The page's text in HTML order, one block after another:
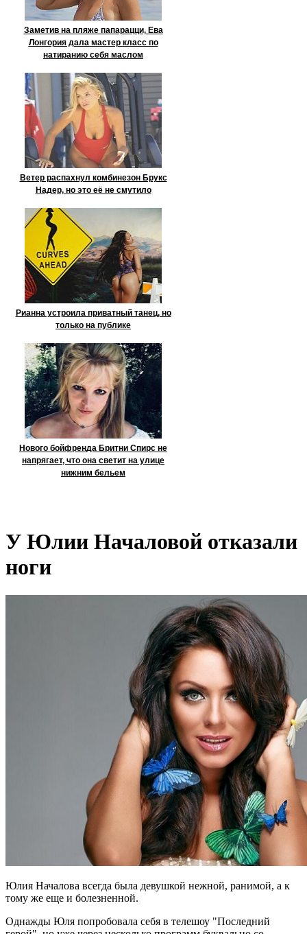
Заметив на пляже папарацци, Ева
Лонгория дала мастер класс по
натиранию себя маслом
Ветер распахнул комбинезон Брукс
Надер, но это её не смутило
Рианна устроила приватный танец, но
только на публике
Нового бойфренда Бритни Спирс не
напрягает, что она светит на улице
нижним бельем
У Юлии Началовой отказали
ноги
Юлия Началова всегда была девушкой нежной, ранимой, а к
тому же еще и болезненной.
Однажды Юля попробовала себя в телешоу "Последний